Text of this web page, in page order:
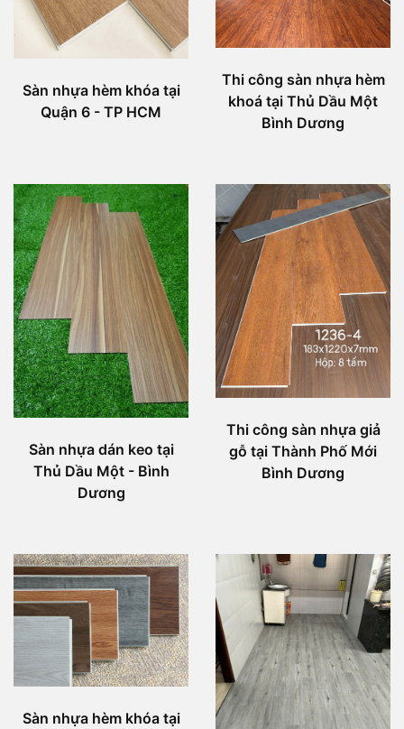
Sàn nhựa hèm khóa tại
Quận 6 - TP HCM
Thi công sàn nhựa hèm
khoá tại Thủ Dầu Một
Bình Dương
Sàn nhựa dán keo tại
Thủ Dầu Một - Bình
Dương
Thi công sàn nhựa giả
gỗ tại Thành Phố Mới
Bình Dương
Sàn nhựa hèm khóa tại